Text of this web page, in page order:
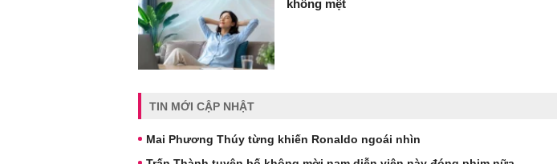
không mệt
TIN MỚI CẬP NHẬT
Mai Phương Thúy từng khiến Ronaldo ngoái nhìn